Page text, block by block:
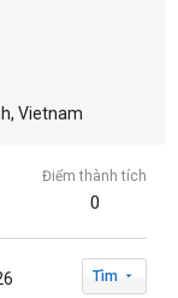
Vietnam
Điểm thành tích
0
Tìm